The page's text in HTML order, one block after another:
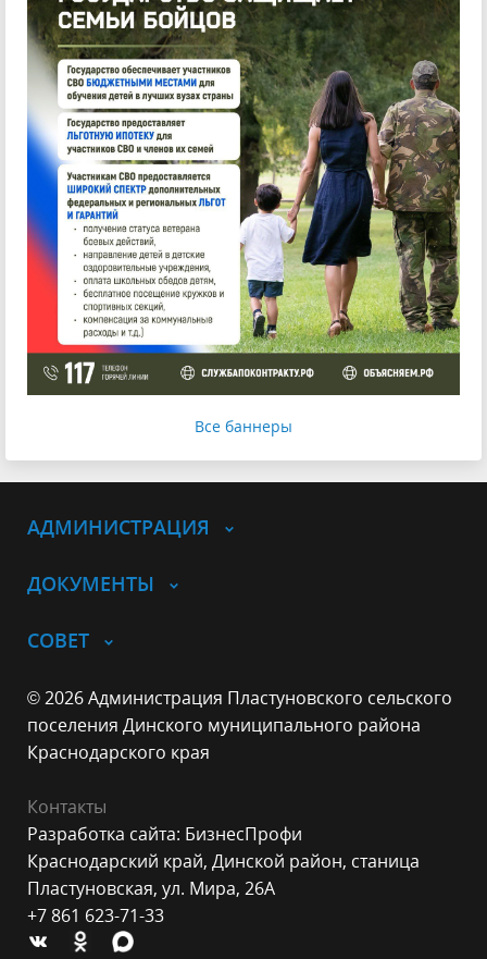
Все баннеры
АДМИНИСТРАЦИЯ
ДОКУМЕНТЫ
СОВЕТ
© 2026 Администрация Пластуновского сельского
поселения Динского муниципального района
Краснодарского края
Контакты
Разработка сайта: БизнесПрофи
Краснодарский край, Динской район, станица
Пластуновская, ул. Мира, 26А
+7 861 623-71-33